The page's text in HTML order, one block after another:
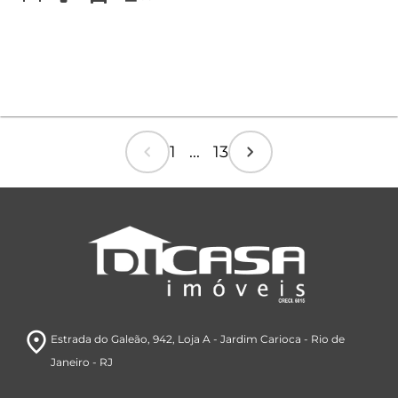
chevron_left 1 ... 13 chevron_right
room Estrada do Galeão, 942 , Loja A - Jardim Carioca - Rio de
Janeiro - RJ